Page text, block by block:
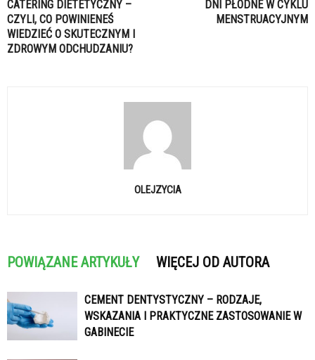
CATERING DIETETYCZNY –
CZYLI, CO POWINIENEŚ
WIEDZIEĆ O SKUTECZNYM I
ZDROWYM ODCHUDZANIU?
DNI PŁODNE W CYKLU
MENSTRUACYJNYM
OLEJZYCIA
POWIĄZANE ARTYKUŁY WIĘCEJ OD AUTORA
CEMENT DENTYSTYCZNY – RODZAJE,
WSKAZANIA I PRAKTYCZNE ZASTOSOWANIE W
GABINECIE